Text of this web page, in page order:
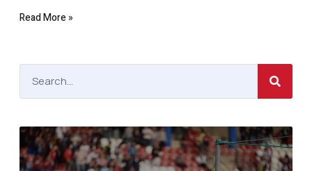
Read More »